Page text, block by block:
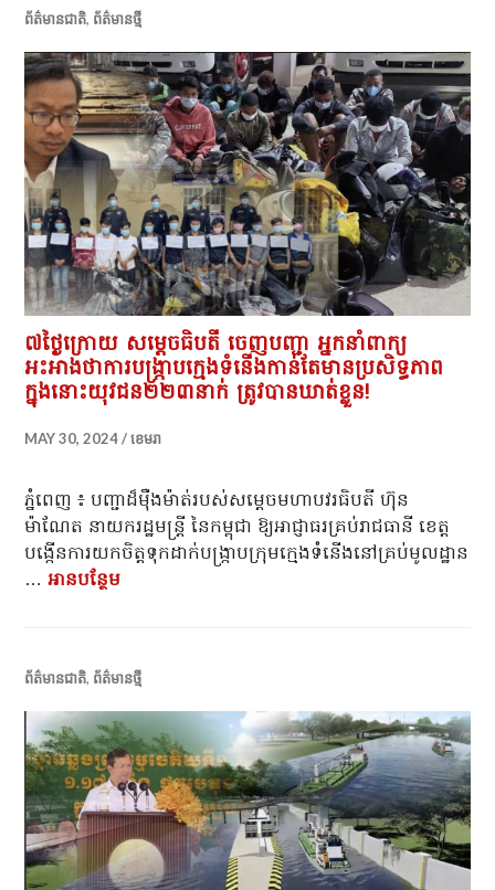
ព័ត៌មានជាតិ, ព័ត៌មានថ្មី
៧ថ្ងៃក្រោយ សម្ដេចធិបតី ចេញបញ្ជា អ្នកនាំពាក្យ
អះអាងថាការបង្ក្រាបក្មេងទំនើងកាន់តែមានប្រសិទ្ធភាព
ក្នុងនោះយុវជន២២៣នាក់ ត្រូវបានឃាត់ខ្លួន!
MAY 30, 2024 ខេមរា
ភ្នំពេញ ៖ បញ្ជាដ៏ម៉ឺងម៉ាត់របស់សម្ដេចមហាបវរធិបតី ហ៊ុន
ម៉ាណែត នាយករដ្ឋមន្រ្តី នៃកម្ពុជា ឱ្យអាជ្ញាធរគ្រប់រាជធានី ខេត្ត
បង្កើនការយកចិត្តទុកដាក់បង្ក្រាបក្រុមក្មេងទំនើងនៅគ្រប់មូលដ្ឋាន
…អាន​បន្ថែម
ព័ត៌មានជាតិ, ព័ត៌មានថ្មី